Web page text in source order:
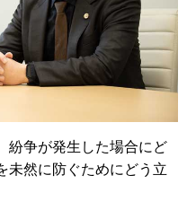
紛争が発生した場合にど
未然に防ぐためにどう立